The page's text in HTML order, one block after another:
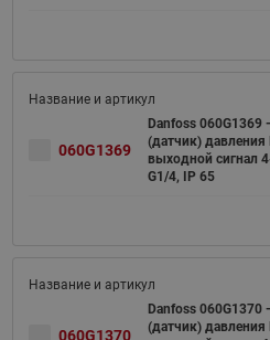
060G1369
Danfoss 060G1369
(датчик) давления
выходной сигнал
G1/4, IP 65
060G1370
Danfoss 060G1370
(датчик) давления